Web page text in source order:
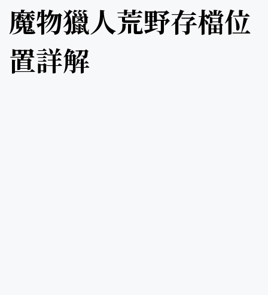
魔物獵人荒野存檔位
置詳解